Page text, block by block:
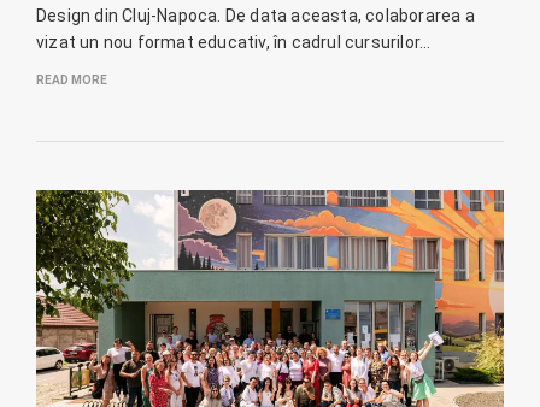
Design din Cluj-Napoca. De data aceasta, colaborarea a
vizat un nou format educativ, în cadrul cursurilor…
READ MORE